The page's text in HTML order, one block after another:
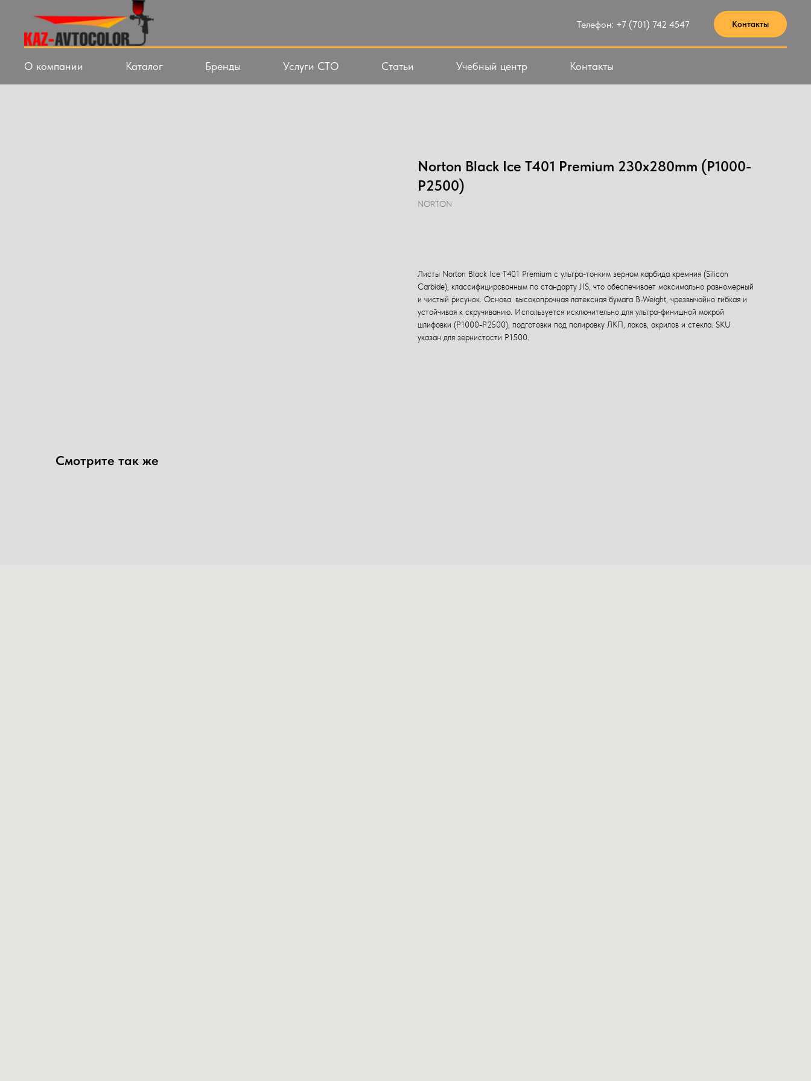
Телефон: +7 (701) 742 4547 Контакты
О компании Каталог Бренды Услуги СТО Статьи Учебный центр Контакты
Norton Black Ice T401 Premium 230x280mm (P1000-
P2500)
NORTON
Листы Norton Black Ice T401 Premium с ультра-тонким зерном карбида кремния (Silicon
Carbide), классифицированным по стандарту JIS, что обеспечивает максимально равномерный
и чистый рисунок. Основа: высокопрочная латексная бумага B-Weight, чрезвычайно гибкая и
устойчивая к скручиванию. Используется исключительно для ультра-финишной мокрой
шлифовки (P1000-P2500), подготовки под полировку ЛКП, лаков, акрилов и стекла. SKU
указан для зернистости P1500.
Смотрите так же